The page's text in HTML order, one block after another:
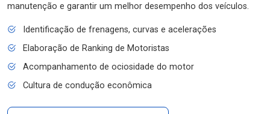
manutenção e garantir um melhor desempenho dos veículos.
Identificação de frenagens, curvas e acelerações
Elaboração de Ranking de Motoristas
Acompanhamento de ociosidade do motor
Cultura de condução econômica